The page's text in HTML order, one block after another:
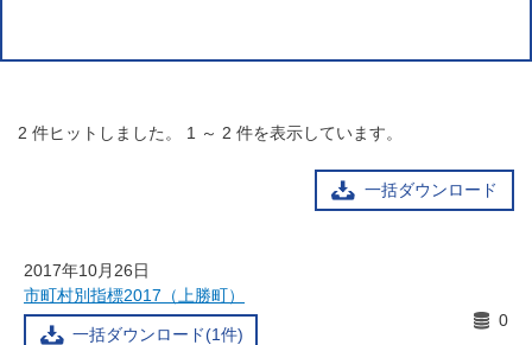
2 件ヒットしました。 1 ～ 2 件を表示しています。
一括ダウンロード
2017年10月26日
市町村別指標2017（上勝町）
一括ダウンロード(1件)
0